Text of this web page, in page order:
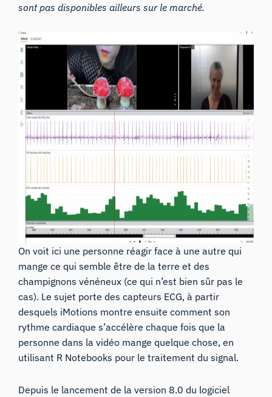
sont pas disponibles ailleurs sur le marché.
On voit ici une personne réagir face à une autre qui
mange ce qui semble être de la terre et des
champignons vénéneux (ce qui n’est bien sûr pas le
cas). Le sujet porte des capteurs ECG, à partir
desquels iMotions montre ensuite comment son
rythme cardiaque s’accélère chaque fois que la
personne dans la vidéo mange quelque chose, en
utilisant R Notebooks pour le traitement du signal.
Depuis le lancement de la version 8.0 du logiciel